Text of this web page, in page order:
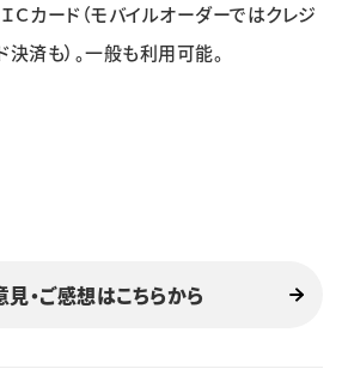
Ｃカード（モバイルオーダーではクレジ
済も）。一般も利用可能。
見・ご感想はこちらから